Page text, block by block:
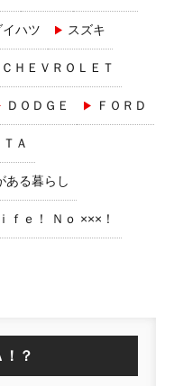
イハツ スズキ
ＣＨＥＶＲＯＬＥＴ
ＤＯＤＧＥ ＦＯＲＤ
Ａ
ある暮らし
ｆｅ！ Ｎｏ ×××！
？